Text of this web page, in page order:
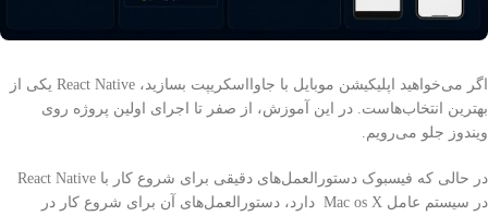
اگر می‌خواهید اپلیکیشن موبایل با جاوااسکریپت بسازید، React Native یکی از
بهترین انتخاب‌هاست. در این آموزش، از صفر تا اجرای اولین پروژه روی
ویندوز جلو می‌رویم.
در حالی که فیسبوک دستورالعمل‌های دقیقی برای شروع کار با React Native
در سیستم عامل Mac os X دارد، دستورالعمل‌های آن‌ برای شروع کار در